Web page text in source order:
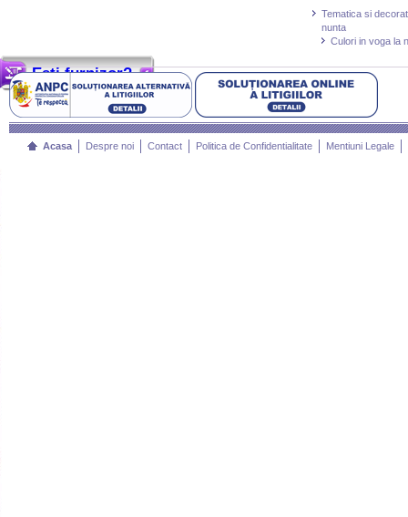
Esti furnizor?
Tematica si
nunta
Culori in voga la
Acasa Despre noi Contact Politica de Confidentialitate Mentiuni Legale